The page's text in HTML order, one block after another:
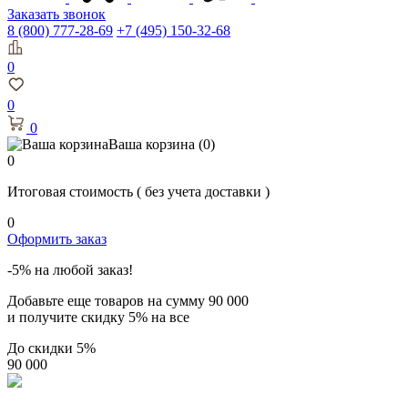
Заказать звонок
8 (800) 777-28-69 +7 (495) 150-32-68
0
0
0
Ваша корзина (0)
0
Итоговая стоимость ( без учета доставки )
0
Оформить заказ
-5% на любой заказ!
Добавьте еще товаров на сумму 90 000
и получите скидку 5% на все
До скидки 5%
90 000